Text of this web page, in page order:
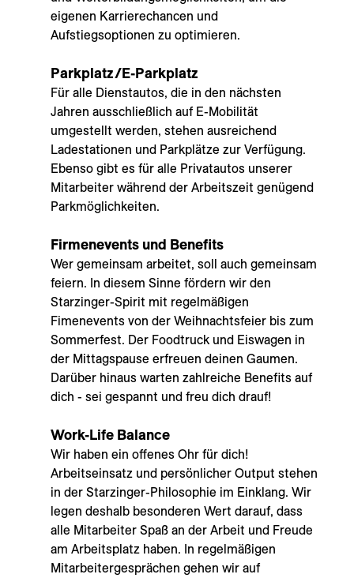
eigenen Karrierechancen und
Aufstiegsoptionen zu optimieren.
Parkplatz/E-Parkplatz
Für alle Dienstautos, die in den nächsten
Jahren ausschließlich auf E-Mobilität
umgestellt werden, stehen ausreichend
Ladestationen und Parkplätze zur Verfügung.
Ebenso gibt es für alle Privatautos unserer
Mitarbeiter während der Arbeitszeit genügend
Parkmöglichkeiten.
Firmenevents und Benefits
Wer gemeinsam arbeitet, soll auch gemeinsam
feiern. In diesem Sinne fördern wir den
Starzinger-Spirit mit regelmäßigen
Fimenevents von der Weihnachtsfeier bis zum
Sommerfest. Der Foodtruck und Eiswagen in
der Mittagspause erfreuen deinen Gaumen.
Darüber hinaus warten zahlreiche Benefits auf
dich - sei gespannt und freu dich drauf!
Work-Life Balance
Wir haben ein offenes Ohr für dich!
Arbeitseinsatz und persönlicher Output stehen
in der Starzinger-Philosophie im Einklang. Wir
legen deshalb besonderen Wert darauf, dass
alle Mitarbeiter Spaß an der Arbeit und Freude
am Arbeitsplatz haben. In regelmäßigen
Mitarbeitergesprächen gehen wir auf